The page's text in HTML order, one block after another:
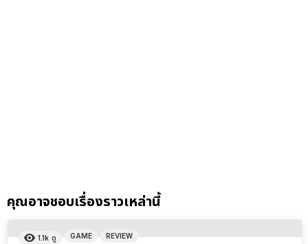
คุณอาจชอบเรื่องราวเหล่านี้
1.1k ดู GAME REVIEW